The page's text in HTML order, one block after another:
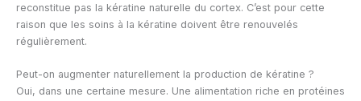
reconstitue pas la kératine naturelle du cortex. C’est pour cette
raison que les soins à la kératine doivent être renouvelés
régulièrement.
Peut-on augmenter naturellement la production de kératine ?
Oui, dans une certaine mesure. Une alimentation riche en protéines